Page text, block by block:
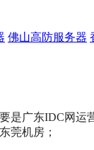
佛山高防服务器
是广东IDC网运
莞机房；